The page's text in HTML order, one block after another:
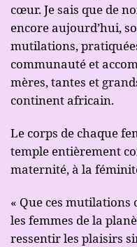
cœur. Je sais que de
encore aujourd’hui,
mutilations,
communauté et
mères, tantes et
continent africain.
Le corps de chaque
temple entièrement
maternité, à la
« Que ces mutilations
les femmes de la
ressentir les plaisirs